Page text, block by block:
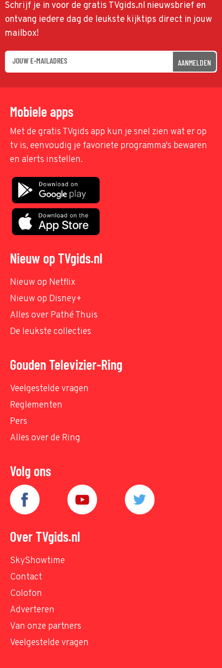
Schrijf je in voor de gratis TVgids.nl nieuwsbrief en
ontvang iedere dag de leukste kijktips direct in jouw
mailbox!
AANMELDEN
Mobiele apps
Met de gratis TVgids app kun je snel zien wat er op
tv is, eenvoudig je favoriete programma's bewaren
en alerts instellen.
Nieuw op TVgids.nl
Nieuw op Netflix
Nieuw op Disney+
Alles over Pathé Thuis
De leukste collecties
Gouden Televizier-Ring
Veelgestelde vragen
Reglementen
Pers
Alles over de Ring
Volg ons
Over TVgids.nl
SkyShowtime
Contact
Colofon
Adverteren
Van onze partners
Veelgestelde vragen